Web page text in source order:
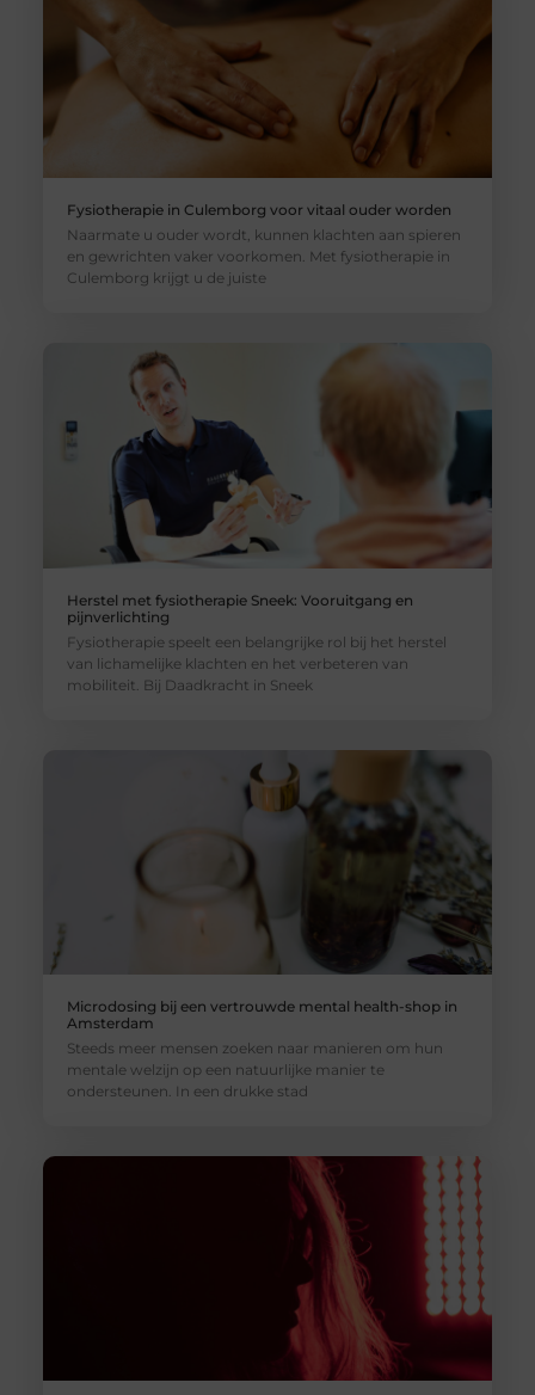
Fysiotherapie in Culemborg voor vitaal ouder worden
Naarmate u ouder wordt, kunnen klachten aan spieren
en gewrichten vaker voorkomen. Met fysiotherapie in
Culemborg krijgt u de juiste
Herstel met fysiotherapie Sneek: Vooruitgang en
pijnverlichting
Fysiotherapie speelt een belangrijke rol bij het herstel
van lichamelijke klachten en het verbeteren van
mobiliteit. Bij Daadkracht in Sneek
Microdosing bij een vertrouwde mental health-shop in
Amsterdam
Steeds meer mensen zoeken naar manieren om hun
mentale welzijn op een natuurlijke manier te
ondersteunen. In een drukke stad